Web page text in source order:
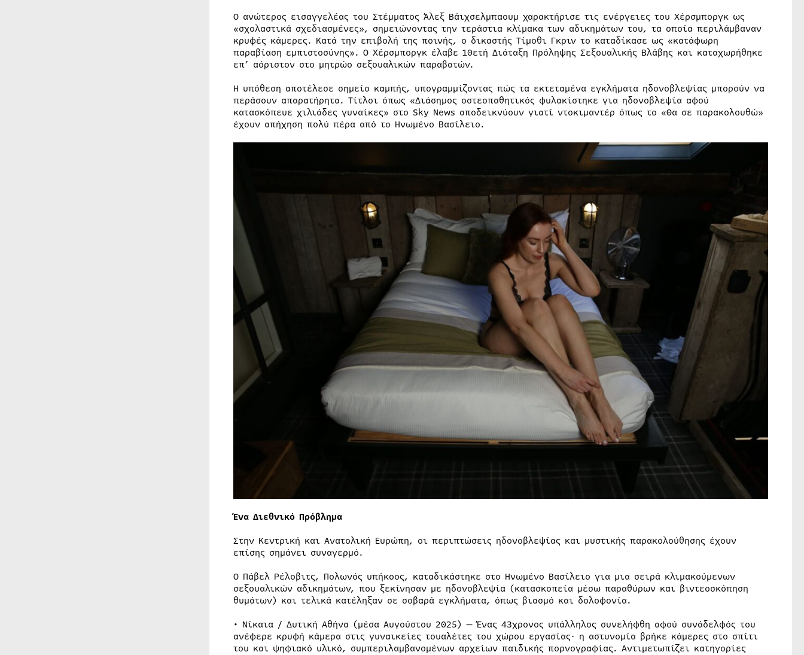
Ο ανώτερος εισαγγελέας του Στέμματος Άλεξ Βάιχσελμπαουμ χαρακτήρισε τις ενέργειες του Χέρσμποργκ ως
«σχολαστικά σχεδιασμένες», σημειώνοντας την τεράστια κλίμακα των αδικημάτων του, τα οποία περιλάμβαναν
κρυφές κάμερες. Κατά την επιβολή της ποινής, ο δικαστής Τίμοθι Γκριν το καταδίκασε ως «κατάφωρη
παραβίαση εμπιστοσύνης». Ο Χέρσμποργκ έλαβε 10ετή Διάταξη Πρόληψης Σεξουαλικής Βλάβης και καταχωρήθηκε
επ’ αόριστον στο μητρώο σεξουαλικών παραβατών.
Η υπόθεση αποτέλεσε σημείο καμπής, υπογραμμίζοντας πώς τα εκτεταμένα εγκλήματα ηδονοβλεψίας μπορούν να
περάσουν απαρατήρητα. Τίτλοι όπως «Διάσημος οστεοπαθητικός φυλακίστηκε για ηδονοβλεψία αφού
κατασκόπευε χιλιάδες γυναίκες» στο Sky News αποδεικνύουν γιατί ντοκιμαντέρ όπως το «Θα σε παρακολουθώ»
έχουν απήχηση πολύ πέρα ​​από το Ηνωμένο Βασίλειο.
Ένα Διεθνικό Πρόβλημα
Στην Κεντρική και Ανατολική Ευρώπη, οι περιπτώσεις ηδονοβλεψίας και μυστικής παρακολούθησης έχουν
επίσης σημάνει συναγερμό.
Ο Πάβελ Ρέλοβιτς, Πολωνός υπήκοος, καταδικάστηκε στο Ηνωμένο Βασίλειο για μια σειρά κλιμακούμενων
σεξουαλικών αδικημάτων, που ξεκίνησαν με ηδονοβλεψία (κατασκοπεία μέσω παραθύρων και βιντεοσκόπηση
θυμάτων) και τελικά κατέληξαν σε σοβαρά εγκλήματα, όπως βιασμό και δολοφονία.
• Νίκαια / Δυτική Αθήνα (μέσα Αυγούστου 2025) — Ένας 43χρονος υπάλληλος συνελήφθη αφού συνάδελφός του
ανέφερε κρυφή κάμερα στις γυναικείες τουαλέτες του χώρου εργασίας· η αστυνομία βρήκε κάμερες στο σπίτι
του και ψηφιακό υλικό, συμπεριλαμβανομένων αρχείων παιδικής πορνογραφίας. Αντιμετωπίζει κατηγορίες